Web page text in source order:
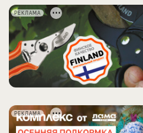
РЕКЛАМА
РЕКЛАМА